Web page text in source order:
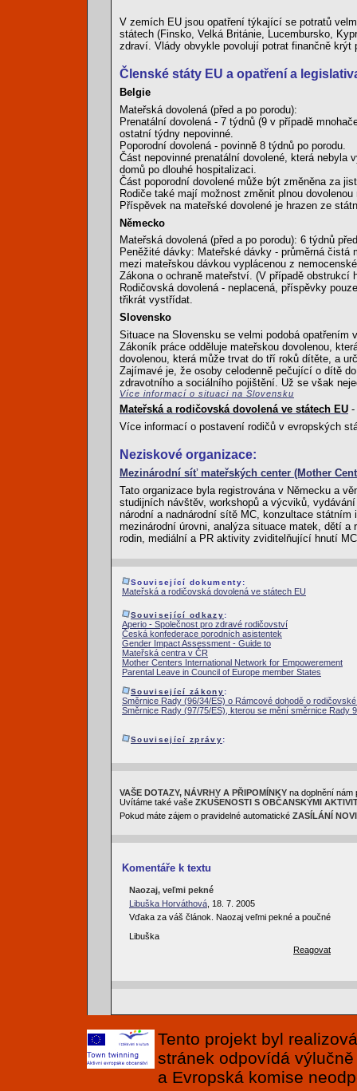
V zemích EU jsou opatření týkající se potratů
státech (Finsko, Velká Británie, Lucembursko,
zdraví. Vlády obvykle povolují potrat finančně krýt
Členské státy EU a opatření a
Belgie
Mateřská dovolená (před a po porodu):
Prenatální dovolená - 7 týdnů (9 v případě
ostatní týdny nepovinné.
Poporodní dovolená - povinně 8 týdnů po porodu.
Část nepovinné prenatální dovolené, která nebyla
domů po dlouhé hospitalizaci.
Část poporodní dovolené může být změněna za
Rodiče také mají možnost změnit plnou
Příspěvek na mateřské dovolené je hrazen ze
Německo
Mateřská dovolená (před a po porodu): 6 týdnů
Peněžité dávky: Mateřské dávky - průměrná
mezi mateřskou dávkou vyplácenou z
Zákona o ochraně mateřství. (V případě obstrukcí
Rodičovská dovolená - neplacená, příspěvky
třikrát vystřídat.
Slovensko
Situace na Slovensku se velmi podobá opatřením
Zákoník práce odděluje mateřskou dovolenou,
dovolenou, která může trvat do tří roků dítěte, a
Zajímavé je, že osoby celodenně pečující o dítě
zdravotního a sociálního pojištění. Už se však
Více informací o situaci na Slovensku
Mateřská a rodičovská dovolená ve státech EU -
Více informací o postavení rodičů v evropských
Neziskové organizace:
Mezinárodní síť mateřských center (Mother
Tato organizace byla registrována v Německu a
studijních návštěv, workshopů a výcviků,
národní a nadnárodní sítě MC, konzultace
mezinárodní úrovni, analýza situace matek, dětí
rodin, mediální a PR aktivity zviditelňující hnutí
Související dokumenty:
Mateřská a rodičovská dovolená ve státech EU
Související odkazy:
Aperio - Společnost pro zdravé rodičovství
Česká konfederace porodních asistentek
Gender Impact Assessment - Guide to
Mateřská centra v ČR
Mother Centers International Network for Empowerement
Parental Leave in Council of Europe member States
Související zákony:
Směrnice Rady (96/34/ES) o Rámcové dohodě o
Směrnice Rady (97/75/ES), kterou se mění směrnice Rady
Související zprávy:
VAŠE DOTAZY, NÁVRHY A PŘIPOMÍNKY na doplnění
Uvítáme také vaše ZKUŠENOSTI S OBČANSKÝMI
Pokud máte zájem o pravidelné automatické ZASÍLÁNÍ
Komentáře k textu
Naozaj, veľmi pekné
Libuška Horváthová , 18. 7. 2005
Vďaka za váš článok. Naozaj veľmi pekné a poučné
Libuška
Reagovat
Tento projekt byl
stránek odpovídá
a Evropská komise